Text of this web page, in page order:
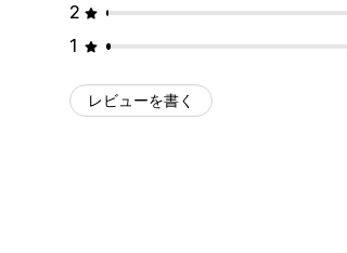
2
1
レビューを書く